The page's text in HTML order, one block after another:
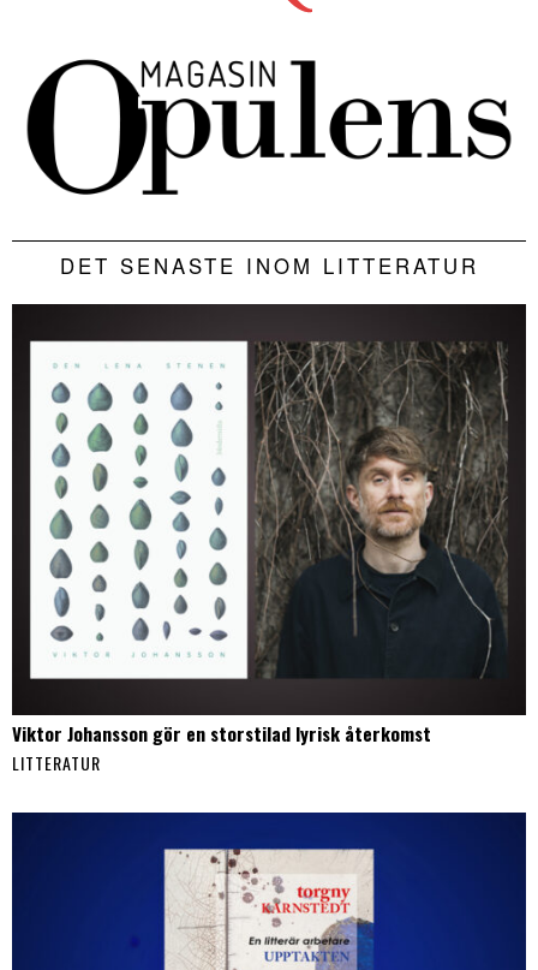
DET SENASTE INOM LITTERATUR
Viktor Johansson gör en storstilad lyrisk återkomst
LITTERATUR